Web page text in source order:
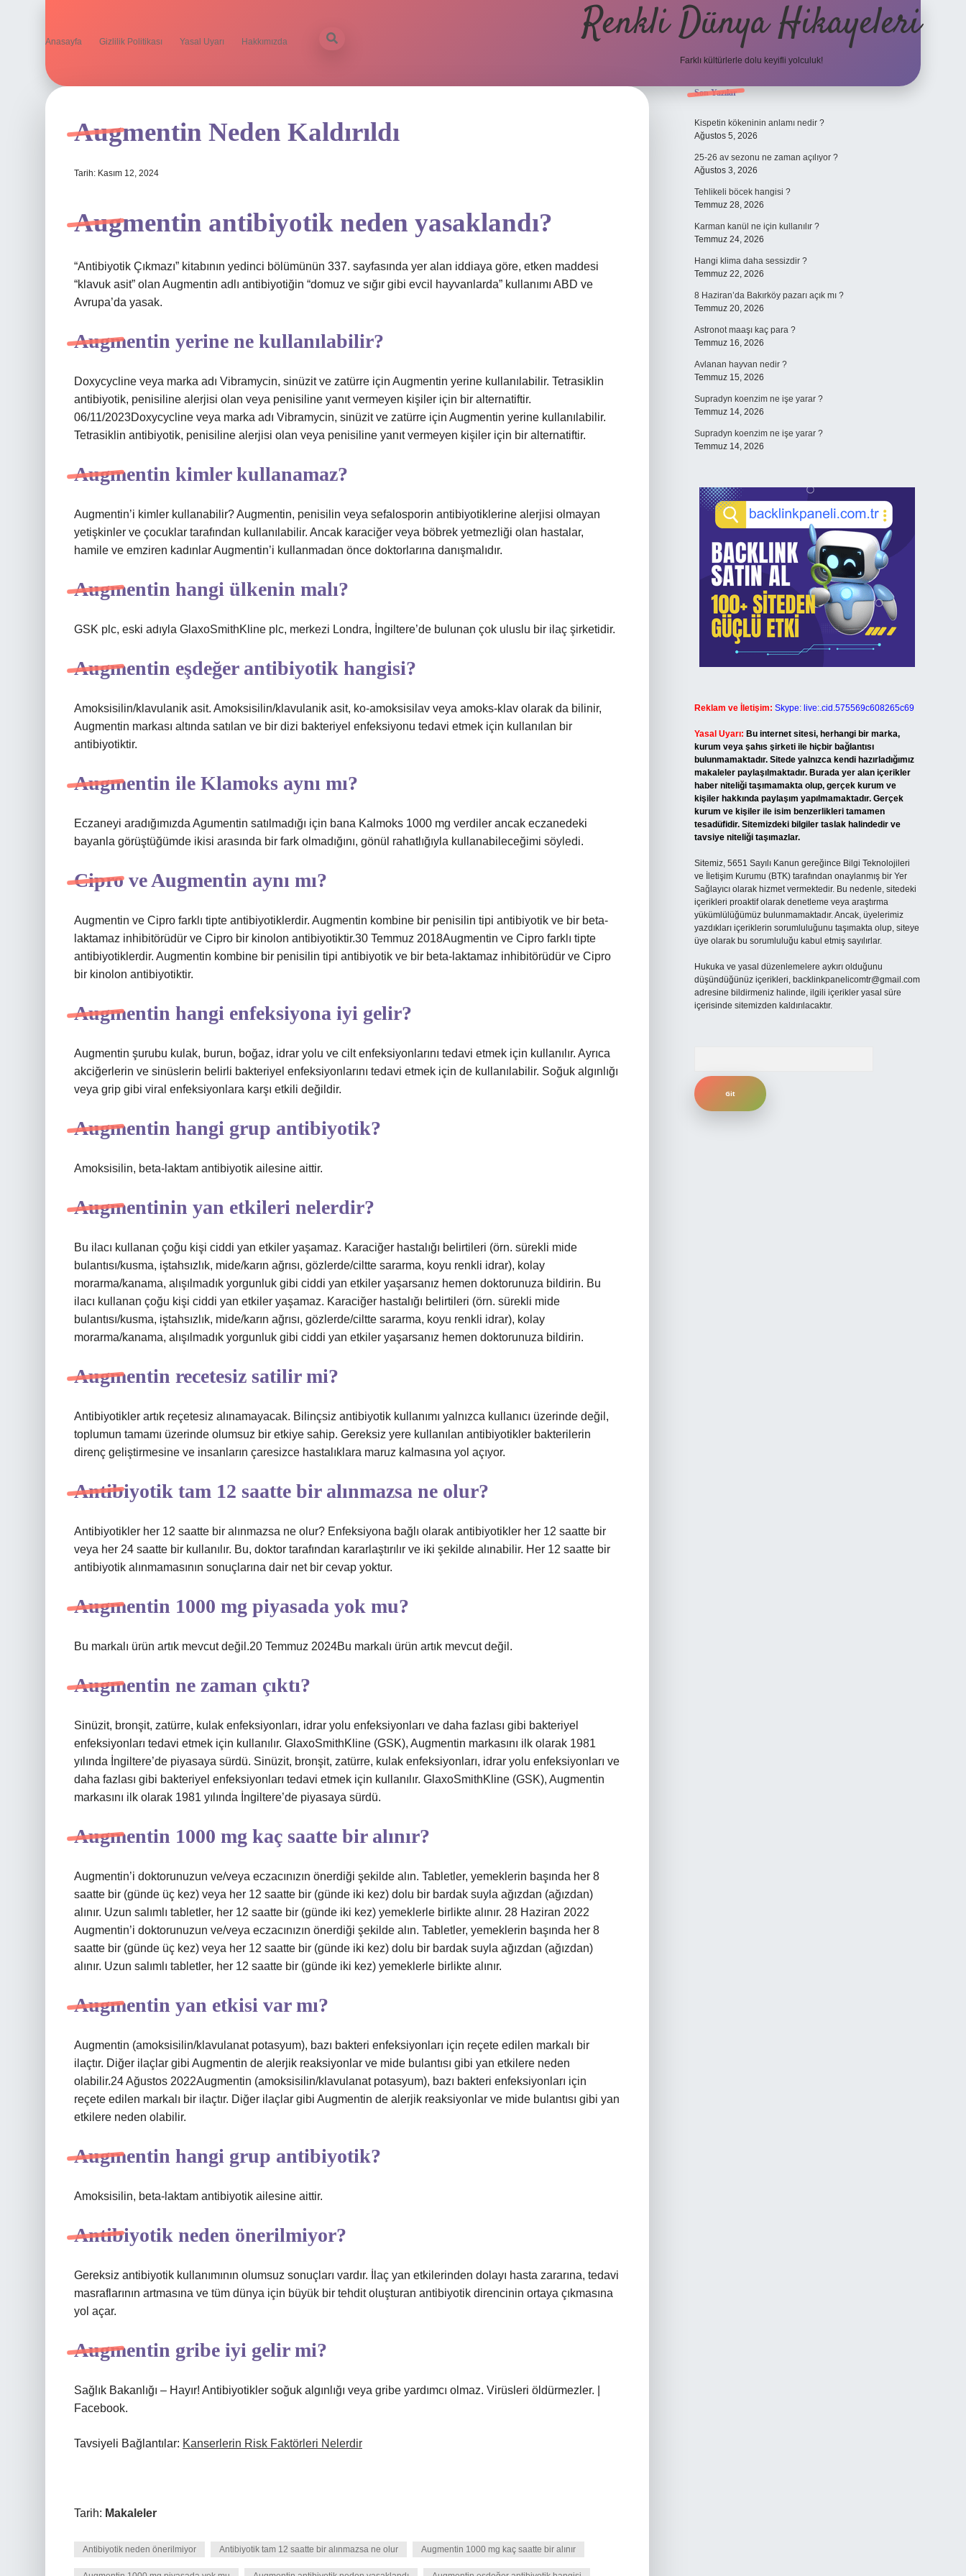
Anasayfa Gizlilik Politikası Yasal Uyarı Hakkımızda Renkli Dünya Hikayeleri
Farklı kültürlerle dolu keyifli yolculuk!
Augmentin Neden Kaldırıldı
Tarih: Kasım 12, 2024
Augmentin antibiyotik neden yasaklandı?
“Antibiyotik Çıkmazı” kitabının yedinci bölümünün 337. sayfasında yer alan iddiaya göre, etken maddesi
“klavuk asit” olan Augmentin adlı antibiyotiğin “domuz ve sığır gibi evcil hayvanlarda” kullanımı ABD ve
Avrupa’da yasak.
Augmentin yerine ne kullanılabilir?
Doxycycline veya marka adı Vibramycin, sinüzit ve zatürre için Augmentin yerine kullanılabilir. Tetrasiklin
antibiyotik, penisiline alerjisi olan veya penisiline yanıt vermeyen kişiler için bir alternatiftir.
06/11/2023Doxycycline veya marka adı Vibramycin, sinüzit ve zatürre için Augmentin yerine kullanılabilir.
Tetrasiklin antibiyotik, penisiline alerjisi olan veya penisiline yanıt vermeyen kişiler için bir alternatiftir.
Augmentin kimler kullanamaz?
Augmentin’i kimler kullanabilir? Augmentin, penisilin veya sefalosporin antibiyotiklerine alerjisi olmayan
yetişkinler ve çocuklar tarafından kullanılabilir. Ancak karaciğer veya böbrek yetmezliği olan hastalar,
hamile ve emziren kadınlar Augmentin’i kullanmadan önce doktorlarına danışmalıdır.
Augmentin hangi ülkenin malı?
GSK plc, eski adıyla GlaxoSmithKline plc, merkezi Londra, İngiltere’de bulunan çok uluslu bir ilaç şirketidir.
Augmentin eşdeğer antibiyotik hangisi?
Amoksisilin/klavulanik asit. Amoksisilin/klavulanik asit, ko-amoksisilav veya amoks-klav olarak da bilinir,
Augmentin markası altında satılan ve bir dizi bakteriyel enfeksiyonu tedavi etmek için kullanılan bir
antibiyotiktir.
Augmentin ile Klamoks aynı mı?
Eczaneyi aradığımızda Agumentin satılmadığı için bana Kalmoks 1000 mg verdiler ancak eczanedeki
bayanla görüştüğümde ikisi arasında bir fark olmadığını, gönül rahatlığıyla kullanabileceğimi söyledi.
Cipro ve Augmentin aynı mı?
Augmentin ve Cipro farklı tipte antibiyotiklerdir. Augmentin kombine bir penisilin tipi antibiyotik ve bir beta-
laktamaz inhibitörüdür ve Cipro bir kinolon antibiyotiktir.30 Temmuz 2018Augmentin ve Cipro farklı tipte
antibiyotiklerdir. Augmentin kombine bir penisilin tipi antibiyotik ve bir beta-laktamaz inhibitörüdür ve Cipro
bir kinolon antibiyotiktir.
Augmentin hangi enfeksiyona iyi gelir?
Augmentin şurubu kulak, burun, boğaz, idrar yolu ve cilt enfeksiyonlarını tedavi etmek için kullanılır. Ayrıca
akciğerlerin ve sinüslerin belirli bakteriyel enfeksiyonlarını tedavi etmek için de kullanılabilir. Soğuk algınlığı
veya grip gibi viral enfeksiyonlara karşı etkili değildir.
Augmentin hangi grup antibiyotik?
Amoksisilin, beta-laktam antibiyotik ailesine aittir.
Augmentinin yan etkileri nelerdir?
Bu ilacı kullanan çoğu kişi ciddi yan etkiler yaşamaz. Karaciğer hastalığı belirtileri (örn. sürekli mide
bulantısı/kusma, iştahsızlık, mide/karın ağrısı, gözlerde/ciltte sararma, koyu renkli idrar), kolay
morarma/kanama, alışılmadık yorgunluk gibi ciddi yan etkiler yaşarsanız hemen doktorunuza bildirin. Bu
ilacı kullanan çoğu kişi ciddi yan etkiler yaşamaz. Karaciğer hastalığı belirtileri (örn. sürekli mide
bulantısı/kusma, iştahsızlık, mide/karın ağrısı, gözlerde/ciltte sararma, koyu renkli idrar), kolay
morarma/kanama, alışılmadık yorgunluk gibi ciddi yan etkiler yaşarsanız hemen doktorunuza bildirin.
Augmentin recetesiz satilir mi?
Antibiyotikler artık reçetesiz alınamayacak. Bilinçsiz antibiyotik kullanımı yalnızca kullanıcı üzerinde değil,
toplumun tamamı üzerinde olumsuz bir etkiye sahip. Gereksiz yere kullanılan antibiyotikler bakterilerin
direnç geliştirmesine ve insanların çaresizce hastalıklara maruz kalmasına yol açıyor.
Antibiyotik tam 12 saatte bir alınmazsa ne olur?
Antibiyotikler her 12 saatte bir alınmazsa ne olur? Enfeksiyona bağlı olarak antibiyotikler her 12 saatte bir
veya her 24 saatte bir kullanılır. Bu, doktor tarafından kararlaştırılır ve iki şekilde alınabilir. Her 12 saatte bir
antibiyotik alınmamasının sonuçlarına dair net bir cevap yoktur.
Augmentin 1000 mg piyasada yok mu?
Bu markalı ürün artık mevcut değil.20 Temmuz 2024Bu markalı ürün artık mevcut değil.
Augmentin ne zaman çıktı?
Sinüzit, bronşit, zatürre, kulak enfeksiyonları, idrar yolu enfeksiyonları ve daha fazlası gibi bakteriyel
enfeksiyonları tedavi etmek için kullanılır. GlaxoSmithKline (GSK), Augmentin markasını ilk olarak 1981
yılında İngiltere’de piyasaya sürdü. Sinüzit, bronşit, zatürre, kulak enfeksiyonları, idrar yolu enfeksiyonları ve
daha fazlası gibi bakteriyel enfeksiyonları tedavi etmek için kullanılır. GlaxoSmithKline (GSK), Augmentin
markasını ilk olarak 1981 yılında İngiltere’de piyasaya sürdü.
Augmentin 1000 mg kaç saatte bir alınır?
Augmentin’i doktorunuzun ve/veya eczacınızın önerdiği şekilde alın. Tabletler, yemeklerin başında her 8
saatte bir (günde üç kez) veya her 12 saatte bir (günde iki kez) dolu bir bardak suyla ağızdan (ağızdan)
alınır. Uzun salımlı tabletler, her 12 saatte bir (günde iki kez) yemeklerle birlikte alınır. 28 Haziran 2022
Augmentin’i doktorunuzun ve/veya eczacınızın önerdiği şekilde alın. Tabletler, yemeklerin başında her 8
saatte bir (günde üç kez) veya her 12 saatte bir (günde iki kez) dolu bir bardak suyla ağızdan (ağızdan)
alınır. Uzun salımlı tabletler, her 12 saatte bir (günde iki kez) yemeklerle birlikte alınır.
Augmentin yan etkisi var mı?
Augmentin (amoksisilin/klavulanat potasyum), bazı bakteri enfeksiyonları için reçete edilen markalı bir
ilaçtır. Diğer ilaçlar gibi Augmentin de alerjik reaksiyonlar ve mide bulantısı gibi yan etkilere neden
olabilir.24 Ağustos 2022Augmentin (amoksisilin/klavulanat potasyum), bazı bakteri enfeksiyonları için
reçete edilen markalı bir ilaçtır. Diğer ilaçlar gibi Augmentin de alerjik reaksiyonlar ve mide bulantısı gibi yan
etkilere neden olabilir.
Augmentin hangi grup antibiyotik?
Amoksisilin, beta-laktam antibiyotik ailesine aittir.
Antibiyotik neden önerilmiyor?
Gereksiz antibiyotik kullanımının olumsuz sonuçları vardır. İlaç yan etkilerinden dolayı hasta zararına, tedavi
masraflarının artmasına ve tüm dünya için büyük bir tehdit oluşturan antibiyotik direncinin ortaya çıkmasına
yol açar.
Augmentin gribe iyi gelir mi?
Sağlık Bakanlığı – Hayır! Antibiyotikler soğuk algınlığı veya gribe yardımcı olmaz. Virüsleri öldürmezler. |
Facebook.
Tavsiyeli Bağlantılar: Kanserlerin Risk Faktörleri Nelerdir
Tarih: Makaleler
Antibiyotik neden önerilmiyor Antibiyotik tam 12 saatte bir alınmazsa ne olur Augmentin 1000 mg kaç saatte bir alınır
Sidebar
Son Yazılar
Kispetin kökeninin anlamı nedir ?
Ağustos 5, 2026
25-26 av sezonu ne zaman açılıyor ?
Ağustos 3, 2026
Tehlikeli böcek hangisi ?
Temmuz 28, 2026
Karman kanül ne için kullanılır ?
Temmuz 24, 2026
Hangi klima daha sessizdir ?
Temmuz 22, 2026
8 Haziran’da Bakırköy pazarı açık mı ?
Temmuz 20, 2026
Astronot maaşı kaç para ?
Temmuz 16, 2026
Avlanan hayvan nedir ?
Temmuz 15, 2026
Supradyn koenzim ne işe yarar ?
Temmuz 14, 2026
Supradyn koenzim ne işe yarar ?
Temmuz 14, 2026
Reklam ve İletişim: Skype: live:.cid.575569c608265c69
Yasal Uyarı: Bu internet sitesi, herhangi bir marka,
kurum veya şahıs şirketi ile hiçbir bağlantısı
bulunmamaktadır. Sitede yalnızca kendi hazırladığımız
makaleler paylaşılmaktadır. Burada yer alan içerikler
haber niteliği taşımamakta olup, gerçek kurum ve
kişiler hakkında paylaşım yapılmamaktadır. Gerçek
kurum ve kişiler ile isim benzerlikleri tamamen
tesadüfidir. Sitemizdeki bilgiler taslak halindedir ve
tavsiye niteliği taşımazlar.
Sitemiz, 5651 Sayılı Kanun gereğince Bilgi Teknolojileri
ve İletişim Kurumu (BTK) tarafından onaylanmış bir Yer
Sağlayıcı olarak hizmet vermektedir. Bu nedenle, sitedeki
içerikleri proaktif olarak denetleme veya araştırma
yükümlülüğümüz bulunmamaktadır. Ancak, üyelerimiz
yazdıkları içeriklerin sorumluluğunu taşımakta olup, siteye
üye olarak bu sorumluluğu kabul etmiş sayılırlar.
Hukuka ve yasal düzenlemelere aykırı olduğunu
düşündüğünüz içerikleri, backlinkpanelicomtr@gmail.com
adresine bildirmeniz halinde, ilgili içerikler yasal süre
içerisinde sitemizden kaldırılacaktır.
ilbet mobil giriş